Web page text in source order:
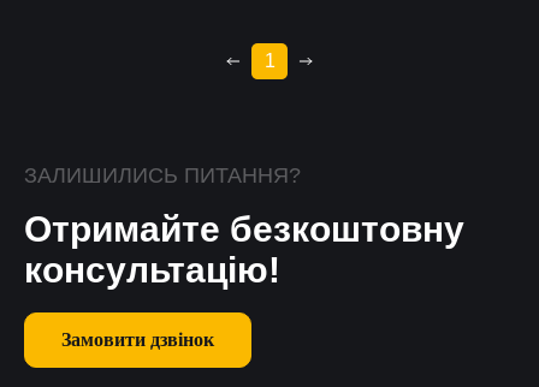
1
ЗАЛИШИЛИСЬ ПИТАННЯ?
Отримайте безкоштовну
консультацію!
Замовити дзвінок